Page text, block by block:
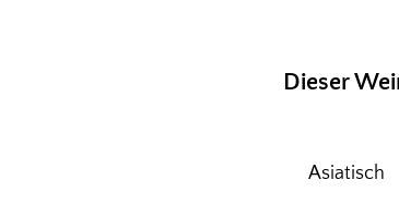
Dieser
Asiatisch